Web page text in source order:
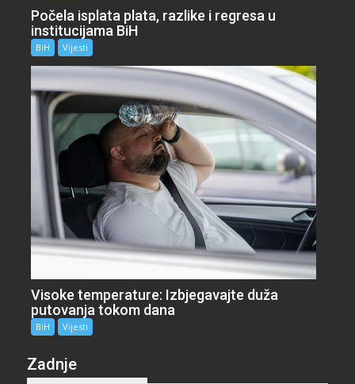
Počela isplata plata, razlike i regresa u
institucijama BiH
BiH Vijesti
Visoke temperature: Izbjegavajte duža
putovanja tokom dana
BiH Vijesti
Zadnje